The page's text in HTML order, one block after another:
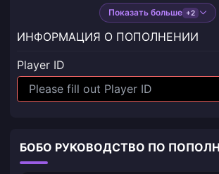
Показать больше +2
ИНФОРМАЦИЯ О ПОПОЛНЕНИИ
Player ID
БОБО РУКОВОДСТВО ПО